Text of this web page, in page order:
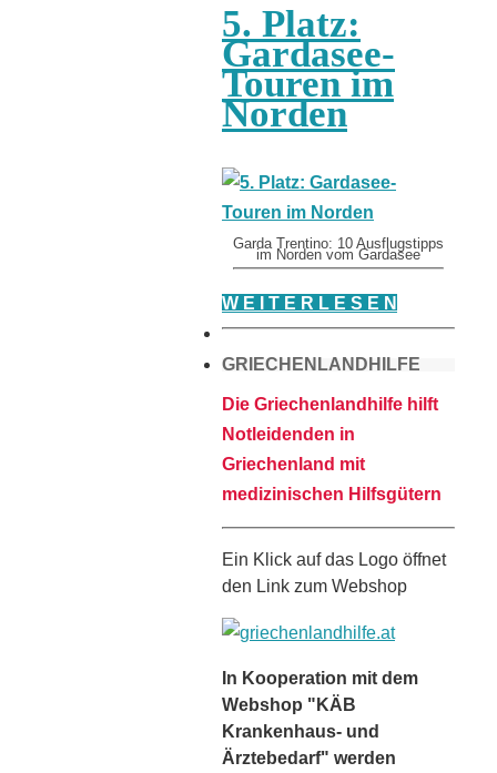
5. Platz:
Gardasee-
Touren im
Norden
Garda Trentino: 10 Ausflugstipps
im Norden vom Gardasee
W E I T E R L E S E N
GRIECHENLANDHILFE
Die Griechenlandhilfe hilft
Notleidenden in
Griechenland mit
medizinischen Hilfsgütern
Ein Klick auf das Logo öffnet
den Link zum Webshop
In Kooperation mit dem
Webshop "KÄB
Krankenhaus- und
Ärztebedarf" werden